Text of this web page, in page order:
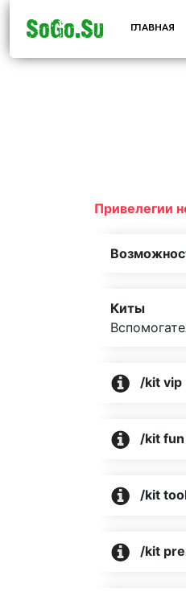
SoGo.Su ГЛАВНАЯ
Привелегии
Киты
/kit vip
/kit fun
/kit
/kit